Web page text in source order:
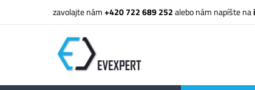
zavolajte nám+420 722 689 252alebo nám napíšte na